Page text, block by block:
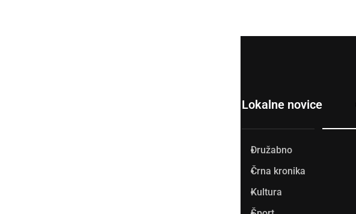
Lokalne novice
Družabno
Črna kronika
Kultura